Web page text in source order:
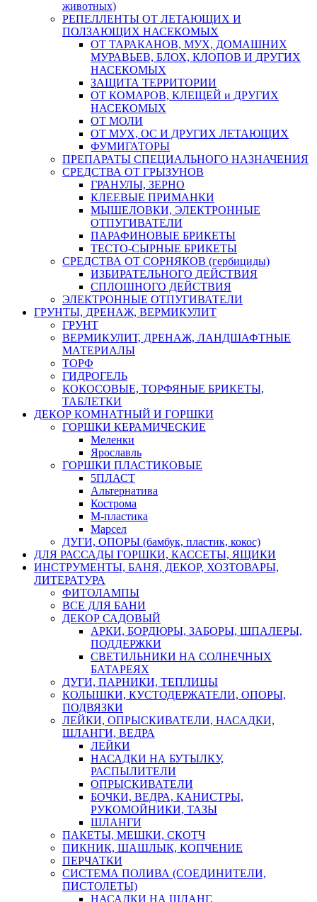
животных)
РЕПЕЛЛЕНТЫ ОТ ЛЕТАЮЩИХ И
ПОЛЗАЮЩИХ НАСЕКОМЫХ
ОТ ТАРАКАНОВ, МУХ, ДОМАШНИХ
МУРАВЬЕВ, БЛОХ, КЛОПОВ И ДРУГИХ
НАСЕКОМЫХ
ЗАЩИТА ТЕРРИТОРИИ
ОТ КОМАРОВ, КЛЕЩЕЙ и ДРУГИХ
НАСЕКОМЫХ
ОТ МОЛИ
ОТ МУХ, ОС И ДРУГИХ ЛЕТАЮЩИХ
ФУМИГАТОРЫ
ПРЕПАРАТЫ СПЕЦИАЛЬНОГО НАЗНАЧЕНИЯ
СРЕДСТВА ОТ ГРЫЗУНОВ
ГРАНУЛЫ, ЗЕРНО
КЛЕЕВЫЕ ПРИМАНКИ
МЫШЕЛОВКИ, ЭЛЕКТРОННЫЕ
ОТПУГИВАТЕЛИ
ПАРАФИНОВЫЕ БРИКЕТЫ
ТЕСТО-СЫРНЫЕ БРИКЕТЫ
СРЕДСТВА ОТ СОРНЯКОВ (гербициды)
ИЗБИРАТЕЛЬНОГО ДЕЙСТВИЯ
СПЛОШНОГО ДЕЙСТВИЯ
ЭЛЕКТРОННЫЕ ОТПУГИВАТЕЛИ
ГРУНТЫ, ДРЕНАЖ, ВЕРМИКУЛИТ
ГРУНТ
ВЕРМИКУЛИТ, ДРЕНАЖ, ЛАНДШАФТНЫЕ
МАТЕРИАЛЫ
ТОРФ
ГИДРОГЕЛЬ
КОКОСОВЫЕ, ТОРФЯНЫЕ БРИКЕТЫ,
ТАБЛЕТКИ
ДЕКОР КОМНАТНЫЙ И ГОРШКИ
ГОРШКИ КЕРАМИЧЕСКИЕ
Меленки
Ярославль
ГОРШКИ ПЛАСТИКОВЫЕ
5ПЛАСТ
Альтернатива
Кострома
М-пластика
Марсел
ДУГИ, ОПОРЫ (бамбук, пластик, кокос)
ДЛЯ РАССАДЫ ГОРШКИ, КАССЕТЫ, ЯЩИКИ
ИНСТРУМЕНТЫ, БАНЯ, ДЕКОР, ХОЗТОВАРЫ,
ЛИТЕРАТУРА
ФИТОЛАМПЫ
ВСЕ ДЛЯ БАНИ
ДЕКОР САДОВЫЙ
АРКИ, БОРДЮРЫ, ЗАБОРЫ, ШПАЛЕРЫ,
ПОДДЕРЖКИ
СВЕТИЛЬНИКИ НА СОЛНЕЧНЫХ
БАТАРЕЯХ
ДУГИ, ПАРНИКИ, ТЕПЛИЦЫ
КОЛЫШКИ, КУСТОДЕРЖАТЕЛИ, ОПОРЫ,
ПОДВЯЗКИ
ЛЕЙКИ, ОПРЫСКИВАТЕЛИ, НАСАДКИ,
ШЛАНГИ, ВЕДРА
ЛЕЙКИ
НАСАДКИ НА БУТЫЛКУ,
РАСПЫЛИТЕЛИ
ОПРЫСКИВАТЕЛИ
БОЧКИ, ВЕДРА, КАНИСТРЫ,
РУКОМОЙНИКИ, ТАЗЫ
ШЛАНГИ
ПАКЕТЫ, МЕШКИ, СКОТЧ
ПИКНИК, ШАШЛЫК, КОПЧЕНИЕ
ПЕРЧАТКИ
СИСТЕМА ПОЛИВА (СОЕДИНИТЕЛИ,
ПИСТОЛЕТЫ)
НАСАДКИ НА ШЛАНГ,